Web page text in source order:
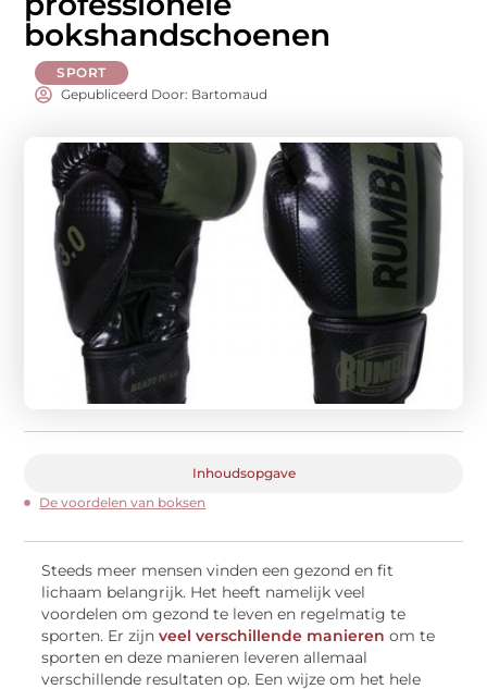
bokshandschoenen
SPORT
Gepubliceerd Door: Bartomaud
Inhoudsopgave
De voordelen van boksen
Steeds meer mensen vinden een gezond en fit
lichaam belangrijk. Het heeft namelijk veel
voordelen om gezond te leven en regelmatig te
sporten. Er zijnveel verschillende manieren om te
sporten en deze manieren leveren allemaal
verschillende resultaten op. Een wijze om het hele